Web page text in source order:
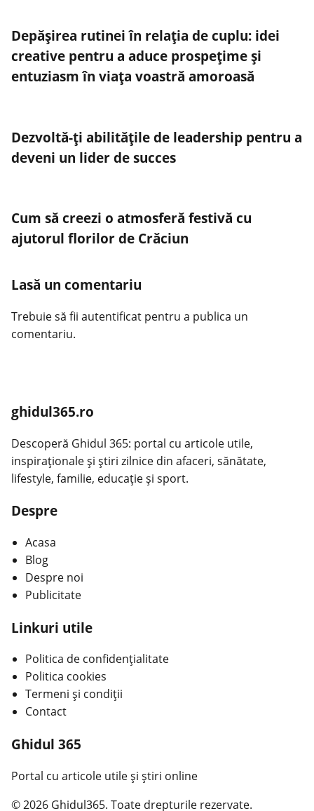
Depășirea rutinei în relația de cuplu: idei
creative pentru a aduce prospețime și
entuziasm în viața voastră amoroasă
Dezvoltă-ți abilitățile de leadership pentru a
deveni un lider de succes
Cum să creezi o atmosferă festivă cu
ajutorul florilor de Crăciun
Lasă un comentariu
Trebuie să fii autentificat pentru a publica un
comentariu.
ghidul365.ro
Descoperă Ghidul 365: portal cu articole utile,
inspiraționale și știri zilnice din afaceri, sănătate,
lifestyle, familie, educație și sport.
Despre
Acasa
Blog
Despre noi
Publicitate
Linkuri utile
Politica de confidențialitate
Politica cookies
Termeni și condiții
Contact
Ghidul 365
Portal cu articole utile și știri online
© 2026 Ghidul365. Toate drepturile rezervate.